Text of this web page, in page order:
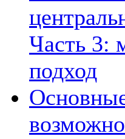
Часть 3:
подход